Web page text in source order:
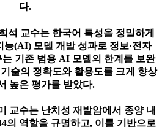
다.
석 교수는 한국어 특성을 정밀하게
능(AI) 모델 개발 성과로 정보·전자
기존 범용 AI 모델의 한계를 보완
술의 정확도와 활용도를 크게 향상
높은 평가를 받았다.
교수는 난치성 재발암에서 종양 내
의 역할을 규명하고, 이를 기반으로